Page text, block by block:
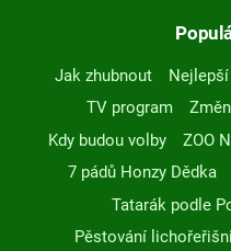
Jak zhubnout
TV program
Kdy budou volby
ZOO
7 pádů Honzy Dědka
Tatarák podle
Pěstování